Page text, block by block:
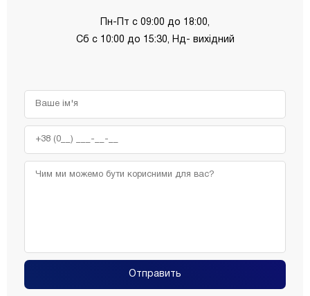
Пн-Пт с 09:00 до 18:00,
Сб с 10:00 до 15:30, Нд- вихідний
Отправить